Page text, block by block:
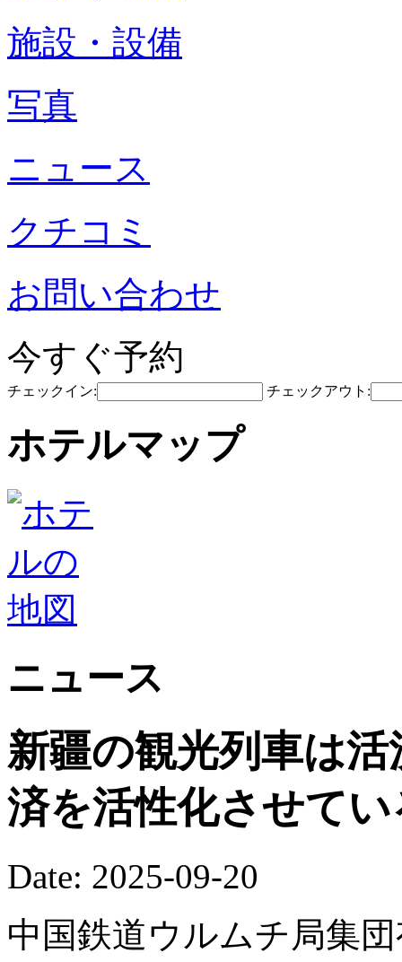
施設・設備
写真
ニュース
クチコミ
お問い合わせ
今すぐ予約
チェックイン: チェックアウト:
ホテルマップ
ニュース
新疆の観光列車は
済を活性化させてい
Date: 2025-09-20
中国鉄道ウルムチ局集